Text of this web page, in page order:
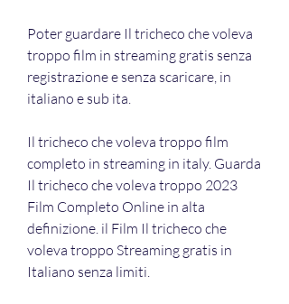
Poter guardare Il tricheco che voleva
troppo film in streaming gratis senza
registrazione e senza scaricare, in
italiano e sub ita.
Il tricheco che voleva troppo film
completo in streaming in italy. Guarda
Il tricheco che voleva troppo 2023
Film Completo Online in alta
definizione. il Film Il tricheco che
voleva troppo Streaming gratis in
Italiano senza limiti.